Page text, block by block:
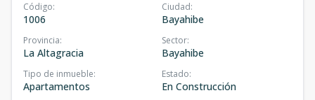
Código:
1006
Ciudad:
Bayahibe
Provincia:
La Altagracia
Sector:
Bayahibe
Tipo de inmueble:
Apartamentos
Estado:
En Construcción